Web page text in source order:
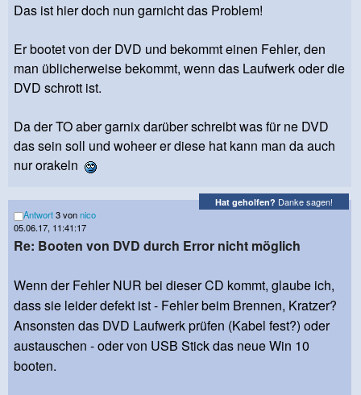
Das ist hier doch nun garnicht das Problem!
Er bootet von der DVD und bekommt einen Fehler, den
man üblicherweise bekommt, wenn das Laufwerk oder die
DVD schrott ist.
Da der TO aber garnix darüber schreibt was für ne DVD
das sein soll und woheer er diese hat kann man da auch
nur orakeln
Hat geholfen? Danke sagen!
Antwort3 vonnico
05.06.17, 11:41:17
Re: Booten von DVD durch Error nicht möglich
Wenn der Fehler NUR bei dieser CD kommt, glaube ich,
dass sie leider defekt ist - Fehler beim Brennen, Kratzer?
Ansonsten das DVD Laufwerk prüfen (Kabel fest?) oder
austauschen - oder von USB Stick das neue Win 10
booten.